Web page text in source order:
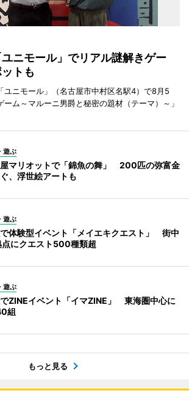
ニモール」でリアル謎解きゲー
トも
ユニモール」（名古屋市中村区名駅4）で8月5
ーム～マルーニ男爵と秘密の題材（テーマ）～」
遊ぶ
マリオットで「錦魚の舞」 200匹の弥富金
、浮世絵アートも
遊ぶ
体験型イベント「メイエキクエスト」 街中
にクエスト500種類超
遊ぶ
ZINEイベント「イマZINE」 東海圏中心に
組
もっと見る